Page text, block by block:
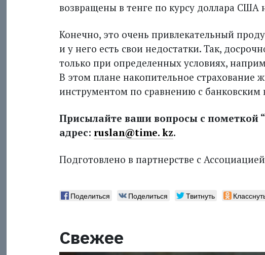
возвращены в тенге по курсу доллара
Конечно, это очень привлекательный
и у него есть свои недостатки. Так,
только при определенных условиях,
В этом плане накопительное страхование
инструментом по сравнению с
Присылайте ваши вопросы с пометкой
адрес: ruslan@time. kz.
Подготовлено в партнерстве с
Поделиться Поделиться Твитнуть
Свежее